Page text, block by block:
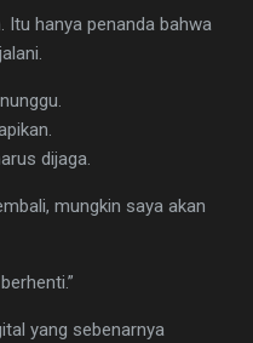
Itu hanya penanda bahwa
dijaga.
mungkin saya akan
yang sebenarnya